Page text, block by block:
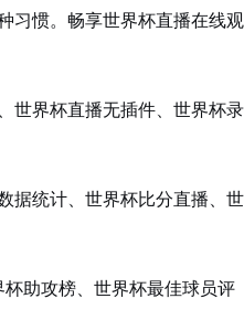
习惯。畅享世界杯直播在线观
世界杯直播无插件、世界杯录
据统计、世界杯比分直播、世
助攻榜、世界杯最佳球员评